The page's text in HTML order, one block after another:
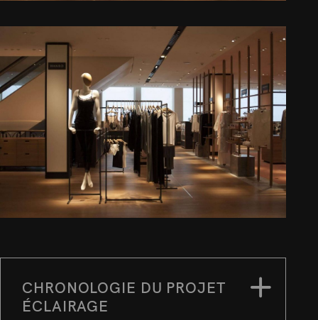
CHRONOLOGIE DU PROJET
ÉCLAIRAGE